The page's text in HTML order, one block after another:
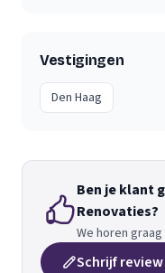
Vestigingen
Den Haag
Ben je klant
Renovaties?
We horen
Schrijf review